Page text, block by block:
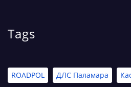
Tags
ROADPOL ДЛС Паламара